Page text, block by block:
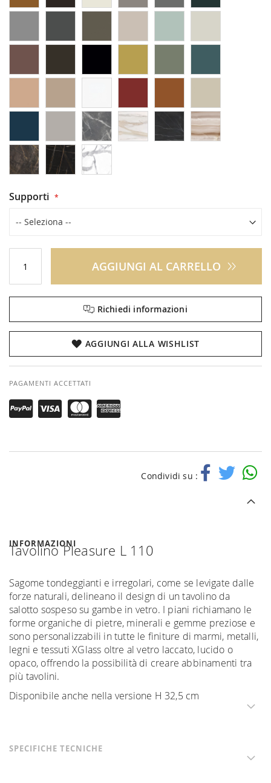
Supporti
AGGIUNGI AL CARRELLO
Richiedi informazioni
AGGIUNGI ALLA WISHLIST
PAGAMENTI ACCETTATI
Condividi su :
INFORMAZIONI
Tavolino Pleasure L 110
Sagome tondeggianti e irregolari, come se levigate dalle
forze naturali, delineano il design di un tavolino da
salotto sospeso su gambe in vetro. I piani richiamano le
forme organiche di pietre, minerali e gemme preziose e
sono personalizzabili in tutte le finiture di marmi, metalli,
legni e tessuti XGlass oltre al vetro laccato, lucido o
opaco, offrendo la possibilità di creare abbinamenti tra
più tavolini.
Disponibile anche nella versione H 32,5 cm
SPECIFICHE TECNICHE